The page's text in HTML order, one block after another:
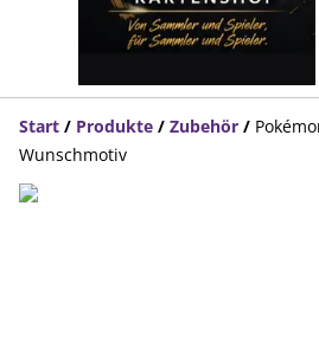
Start / Produkte / Zubehör /
Wunschmotiv